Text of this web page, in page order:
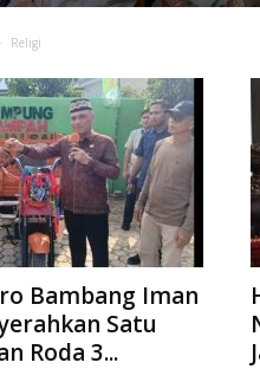
Religi
Bambang Iman
Satu
Roda 3...